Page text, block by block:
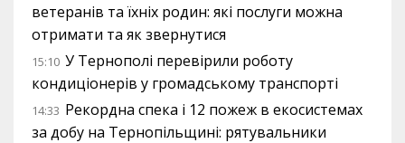
ветеранів та їхніх родин: які послуги можна
отримати та як звернутися
15:10 У Тернополі перевірили роботу
кондиціонерів у громадському транспорті
14:33 Рекордна спека і 12 пожеж в екосистемах
за добу на Тернопільщині: рятувальники